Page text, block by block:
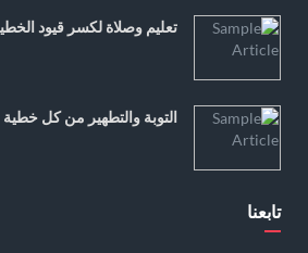
تعليم وصلاة لكسر قيود
التوبة والتطهير من كل خطية
تابعنا